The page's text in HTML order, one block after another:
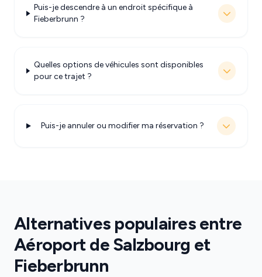
Puis-je descendre à un endroit spécifique à
Fieberbrunn ?
Quelles options de véhicules sont disponibles
pour ce trajet ?
Puis-je annuler ou modifier ma réservation ?
Alternatives populaires entre
Aéroport de Salzbourg et
Fieberbrunn